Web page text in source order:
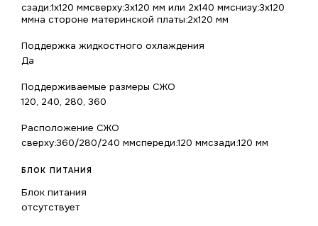
сзади:1x120 ммсверху:3x120 мм или 2x140 ммснизу:3x120
ммна стороне материнской платы:2x120 мм
Поддержка жидкостного охлаждения
Да
Поддерживаемые размеры СЖО
120, 240, 280, 360
Расположение СЖО
сверху:360/280/240 ммспереди:120 ммсзади:120 мм
БЛОК ПИТАНИЯ
Блок питания
отсутствует